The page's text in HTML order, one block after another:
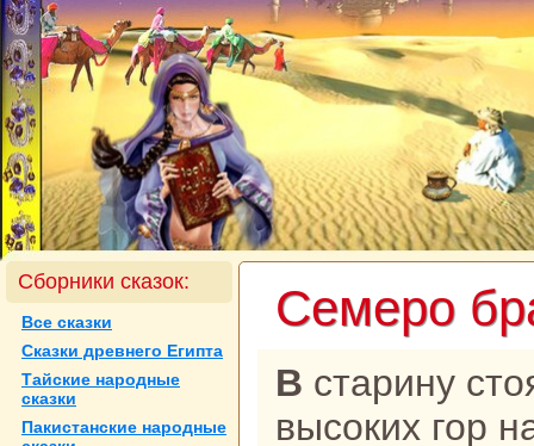
Сборники сказок:
Все сказки
Сказки древнего Египта
Тайские нaродные
сказки
Пакистанские нaродные
Семеро
В старину стояла у подножья
высоких гор